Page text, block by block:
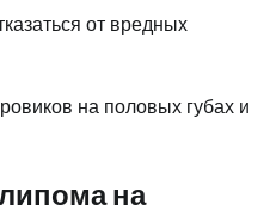
от вредных
на